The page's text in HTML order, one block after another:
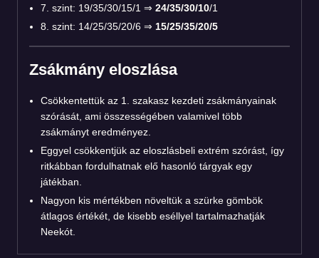
7. szint: 19/35/30/15/1 ⇒ 24/35/30/10/1
8. szint: 14/25/35/20/6 ⇒ 15/25/35/20/5
Zsákmány eloszlása
Csökkentettük az 1. szakasz kezdeti zsákmányainak
szórását, ami összességében valamivel több
zsákmányt eredményez.
Eggyel csökkentjük az eloszlásbeli extrém szórást, így
ritkábban fordulhatnak elő hasonló tárgyak egy
játékban.
Nagyon kis mértékben növeltük a szürke gömbök
átlagos értékét, de kisebb eséllyel tartalmazhatják
Neekót.